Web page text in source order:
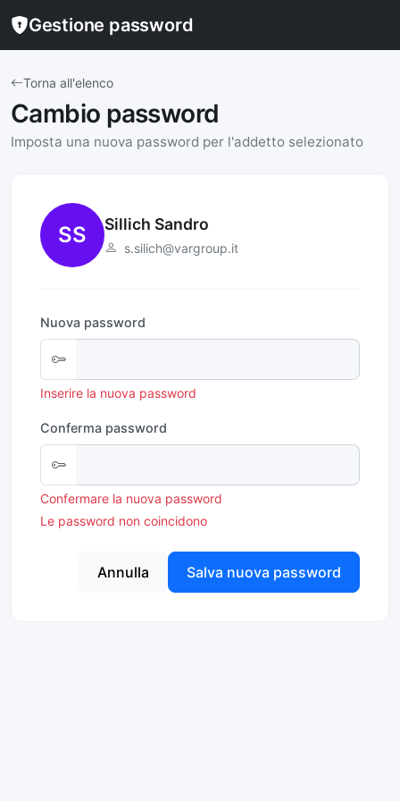
Gestione password
Torna all'elenco
Cambio password
Imposta una nuova password per l'addetto selezionato
SS Sillich Sandro
s.silich@vargroup.it
Nuova password
Inserire la nuova password
Conferma password
Confermare la nuova password
Le password non coincidono
Annulla